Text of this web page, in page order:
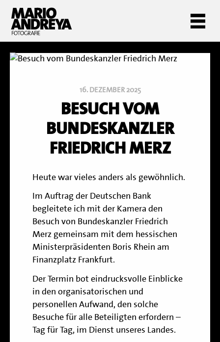
16. DEZEMBER 2025
BESUCH VOM
BUNDESKANZLER
FRIEDRICH MERZ
Heute war vieles anders als gewöhnlich.
Im Auftrag der Deutschen Bank
begleitete ich mit der Kamera den
Besuch von Bundeskanzler Friedrich
Merz gemeinsam mit dem hessischen
Ministerpräsidenten Boris Rhein am
Finanzplatz Frankfurt.
Der Termin bot eindrucksvolle Einblicke
in den organisatorischen und
personellen Aufwand, den solche
Besuche für alle Beteiligten erfordern –
Tag für Tag, im Dienst unseres Landes.